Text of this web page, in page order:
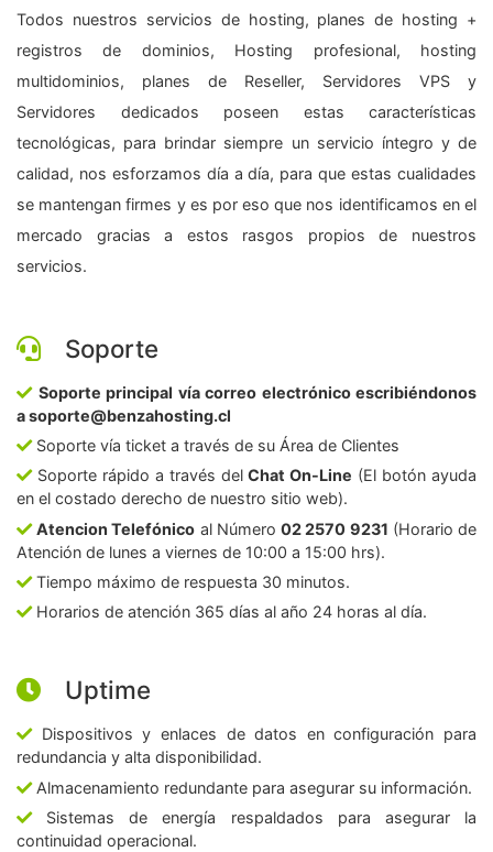
Todos nuestros servicios de hosting, planes de hosting +
registros de dominios, Hosting profesional, hosting
multidominios, planes de Reseller, Servidores VPS y
Servidores dedicados poseen estas características
tecnológicas, para brindar siempre un servicio íntegro y de
calidad, nos esforzamos día a día, para que estas cualidades
se mantengan firmes y es por eso que nos identificamos en el
mercado gracias a estos rasgos propios de nuestros
servicios.
Soporte
Soporte principal vía correo electrónico escribiéndonos
a soporte@benzahosting.cl
Soporte vía ticket a través de su Área de Clientes
Soporte rápido a través delChat On-Line (El botón ayuda
en el costado derecho de nuestro sitio web).
Atencion Telefónico al Número02 2570 9231 (Horario de
Atención de lunes a viernes de 10:00 a 15:00 hrs).
Tiempo máximo de respuesta 30 minutos.
Horarios de atención 365 días al año 24 horas al día.
Uptime
Dispositivos y enlaces de datos en configuración para
redundancia y alta disponibilidad.
Almacenamiento redundante para asegurar su información.
Sistemas de energía respaldados para asegurar la
continuidad operacional.